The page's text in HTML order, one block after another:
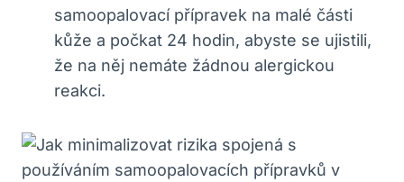
samoopalovací přípravek na malé části
kůže a počkat 24 hodin, abyste se ujistili,
že na něj nemáte žádnou alergickou
reakci.